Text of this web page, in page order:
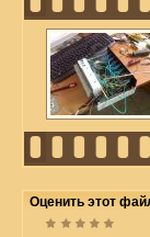
Оценить этот